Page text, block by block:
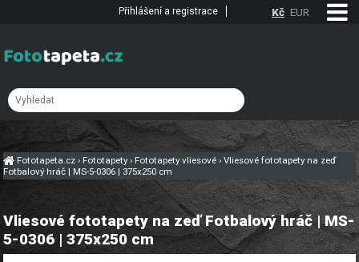
Fototapeta.cz› Fototapety› Fototapety vliesové ›Vliesové fototapety na zeď
Fotbalový hráč | MS-5-0306 | 375x250 cm
Vliesové fototapety na zeď Fotbalový hráč | MS-
5-0306 | 375x250 cm
Kč EUR
Přihlášení a registrace